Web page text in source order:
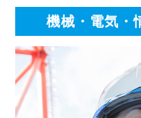
機械・電気・